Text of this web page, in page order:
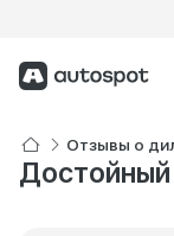
Отзывы о
Достойный